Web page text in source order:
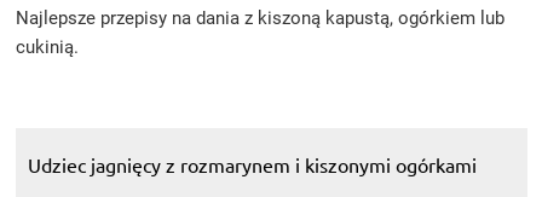
Najlepsze przepisy na dania z kiszoną kapustą, ogórkiem lub
cukinią.
Udziec jagnięcy z rozmarynem i kiszonymi ogórkami